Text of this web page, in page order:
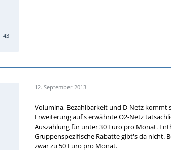
43
12. September 2013
Volumina, Bezahlbarkeit und D-Netz kommt
Erweiterung auf's erwähnte O2-Netz
Auszahlung für unter 30 Euro pro Monat.
Gruppenspezifische Rabatte gibt's da nicht.
zwar zu 50 Euro pro Monat.